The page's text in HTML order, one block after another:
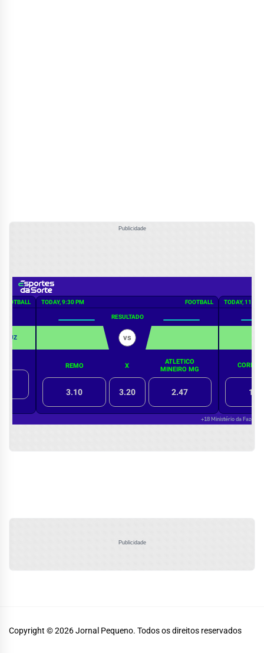
Publicidade
Publicidade
Copyright © 2026Jornal Pequeno. Todos os direitos reservados